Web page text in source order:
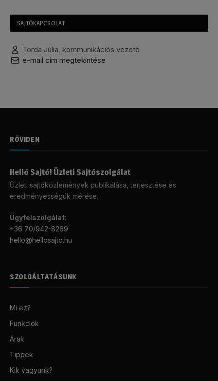
SAJTÓKAPCSOLAT
Torda Júlia, kommunikációs vezető
e-mail cím megtekintése
RÖVIDEN
Helló Sajtó! Üzleti Sajtószolgálat
Üzleti sajtóközlemények publikálása, terjesztése és
eredményességük mérése.
Ügyfélszolgálat:
+36 70/942-8269
hello@hellosajto.hu
SZOLGÁLTATÁSUNK
Mi ez?
Funkciók
Árak
Tippek
Kik vagyunk?